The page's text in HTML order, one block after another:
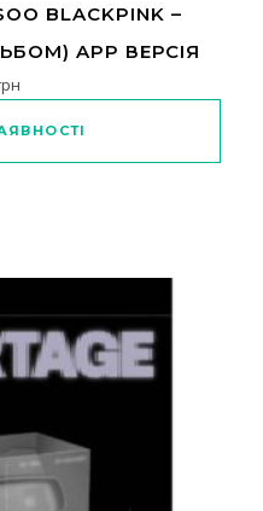
BLACKPINK –
APP ВЕРСІЯ